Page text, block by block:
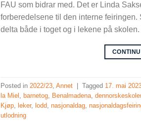
FAU som bidrar med. Det er Linda
forberedelsene til den interne
delta både i toget og i lekene på
Posted in 2022/23 ,Annet Tagged 17. mai
la Miel
barnetog Benalmadena ,
Kjøp
leker, lodd ,nasjonaldag ,
utlodning